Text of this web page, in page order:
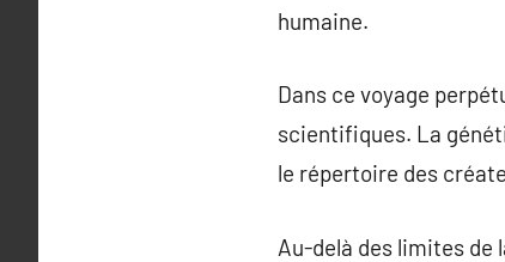
humaine.
Dans ce voyage
scientifiques. La
le répertoire des
Au-delà des limites de